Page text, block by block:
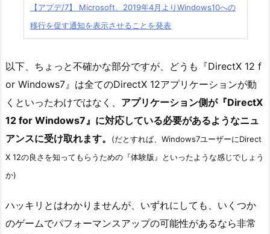
【アプデ/7】 Microsoft、2019年4月よりWindows10への
移行を促す通知を表示させることを発表
以下、ちょっと不確かな部分ですが、どうも『DirectX 12 f
or Windows7』は全てのDirectX 12アプリケーションが動
くといったわけではなく、 アプリケーション側が『DirectX
12 for Windows7』に対応している必要があるようなニュ
アンスに受け取れます。
(だとすれば、Windows7ユーザーにDirect
X 12の良さを知ってもらうための『体験版』といったような感じでしょう
か)
ハッキリとはわかりませんが、いずれにしても、いくつか
のゲームでパフォーマンスアップの可能性があるなら非常